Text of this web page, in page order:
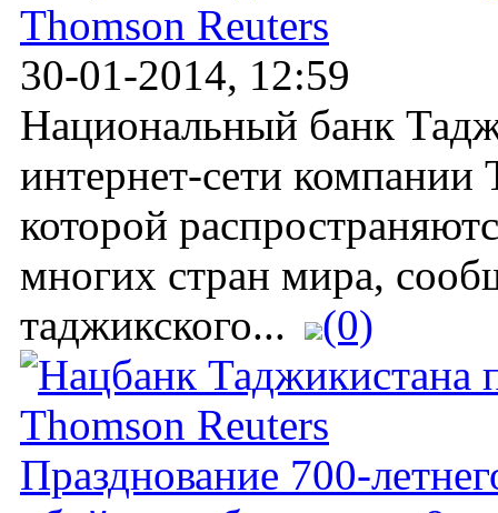
Thomson Reuters
30-01-2014, 12:59
Национальный банк
интернет-сети компании
которой
многих стран мира,
таджикского...
(0)
Празднование 700-